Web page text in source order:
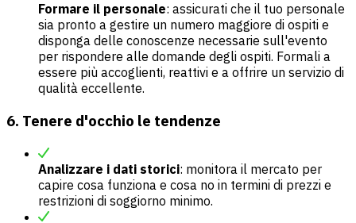
Formare il personale: assicurati che il tuo personale
sia pronto a gestire un numero maggiore di ospiti e
disponga delle conoscenze necessarie sull'evento
per rispondere alle domande degli ospiti. Formali a
essere più accoglienti, reattivi e a offrire un servizio di
qualità eccellente.
6. Tenere d'occhio le tendenze
Analizzare i dati storici: monitora il mercato per
capire cosa funziona e cosa no in termini di prezzi e
restrizioni di soggiorno minimo.